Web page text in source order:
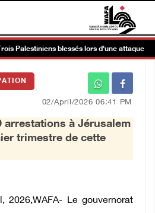
Palestiniens blessés lors d'une attaque
02/April/2026 06:41 PM
arrestations à Jérusalem
trimestre de cette
2026,WAFA- Le gouvernorat